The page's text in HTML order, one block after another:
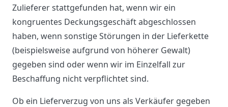
Zulieferer stattgefunden hat, wenn wir ein
kongruentes Deckungsgeschäft abgeschlossen
haben, wenn sonstige Störungen in der Lieferkette
(beispielsweise aufgrund von höherer Gewalt)
gegeben sind oder wenn wir im Einzelfall zur
Beschaffung nicht verpflichtet sind.
Ob ein Lieferverzug von uns als Verkäufer gegeben